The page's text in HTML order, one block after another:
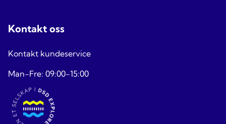
Kontakt oss
Kontakt kundeservice
Man-Fre: 09:00-15:00